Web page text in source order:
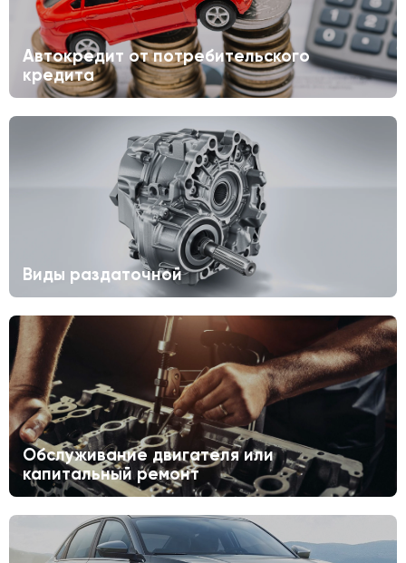
Автокредит от потребительского
кредита
Виды раздаточной
Обслуживание двигателя или
капитальный ремонт